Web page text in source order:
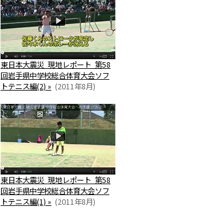
東日本大震災 現地レポート 第58
回岩手県中学校総合体育大会ソフ
トテニス編(2) » (2011年8月)
東日本大震災 現地レポート 第58
回岩手県中学校総合体育大会ソフ
トテニス編(1) » (2011年8月)